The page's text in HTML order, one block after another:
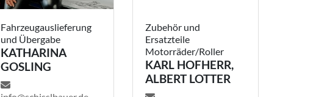
Fahrzeugauslieferung
und Übergabe
KATHARINA
GOSLING
Zubehör und
Ersatzteile
Motorräder/Roller
KARL HOFHERR,
ALBERT LOTTER